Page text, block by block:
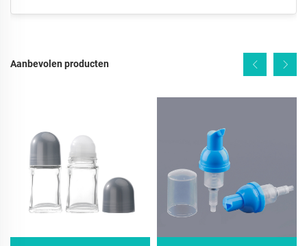
Aanbevolen producten